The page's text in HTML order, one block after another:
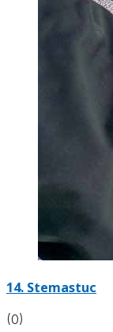
14. Stemastuc
(0)